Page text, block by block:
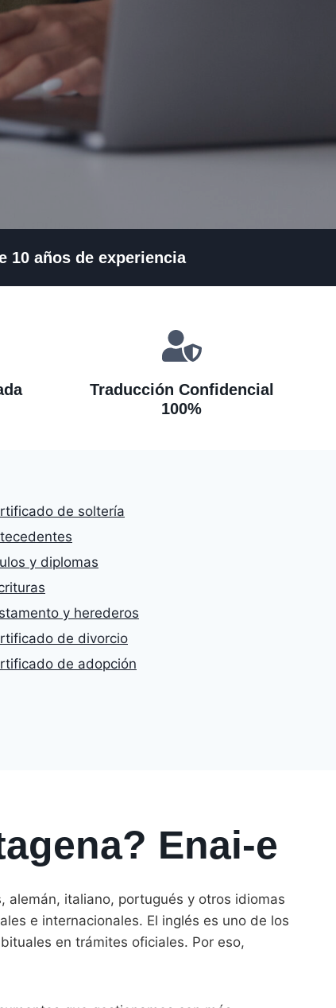
10 años de experiencia
Traducción Confidencial
100%
de soltería
y diplomas
y herederos
de divorcio
de adopción
Enai-e
alemán, italiano, portugués y otros idiomas
e internacionales. El inglés es uno de los
en trámites oficiales. Por eso,